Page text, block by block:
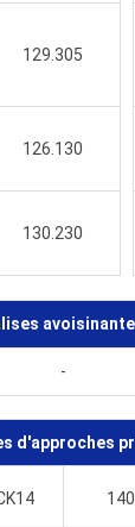
129.305
126.130
130.230
-
d'approches